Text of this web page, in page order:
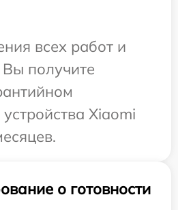
всех работ и
получите
Xiaomi
о готовности